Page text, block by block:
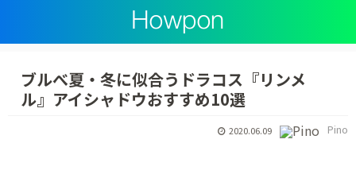
ブルべ夏・冬に似合うドラコス『リンメ
ル』アイシャドウおすすめ10選
Pino
2020.06.09